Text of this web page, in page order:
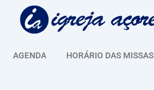
AGENDA HORÁRIO DAS MISSAS